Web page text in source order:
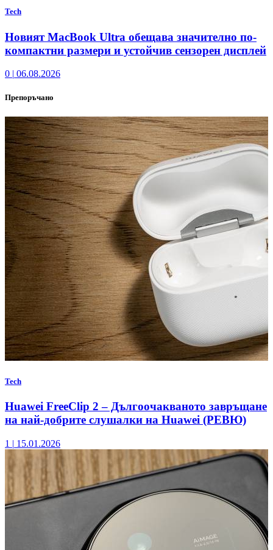
Tech
Новият MacBook Ultra обещава значително по-
компактни размери и устойчив сензорен дисплей
0 | 06.08.2026
Препоръчано
Tech
Huawei FreeClip 2 – Дългоочакваното завръщане
на най-добрите слушалки на Huawei (РЕВЮ)
1 | 15.01.2026